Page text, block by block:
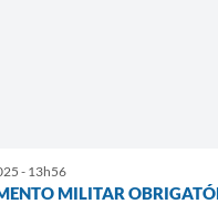
- 13h56
MILITAR